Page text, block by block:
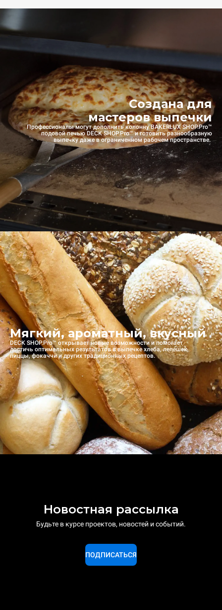
Создана для
мастеров выпечки
Профессионалы могут дополнить колонну BAKERLUX SHOP.Pro™
подовой печью DECK SHOP.Pro™ и готовить разнообразную
выпечку даже в ограниченном рабочем пространстве.
Мягкий, ароматный, вкусный
DECK SHOP.Pro™ открывает новые возможности и помогает
достичь оптимальных результатов в выпечке хлеба, лепешек,
пиццы, фокаччи и других традиционных рецептов.
Новостная рассылка
Будьте в курсе проектов, новостей и событий.
ПОДПИСАТЬСЯ